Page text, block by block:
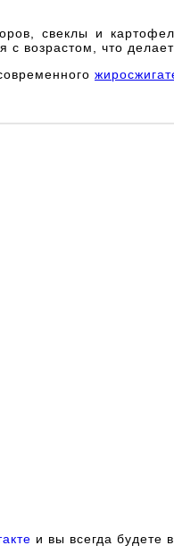
свеклы и
с возрастом, что
и вы всегда будете